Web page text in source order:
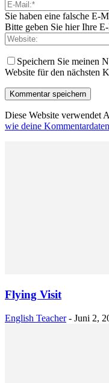
Sie haben eine falsche E-
Bitte geben Sie hier Ihre
Speichern Sie meinen
Website für den nächsten
Diese Website verwendet
wie deine
Flying Visit
English Teacher - Juni 2,